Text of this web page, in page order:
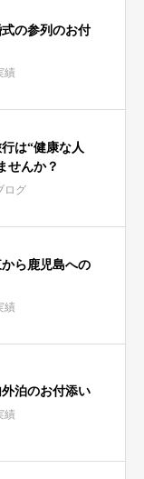
式の参列のお付
績
は“健康な人
せんか？
ログ
から鹿児島への
績
外泊のお付添い
績